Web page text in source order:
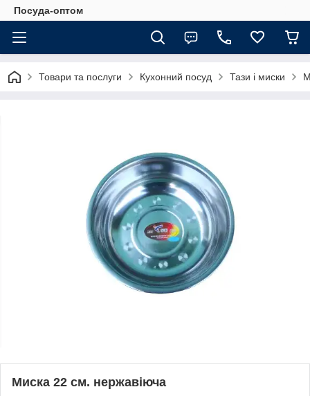
Посуда-оптом
Товари та послуги Кухонний посуд Тази і миски
Миска 22 см. нержавіюча